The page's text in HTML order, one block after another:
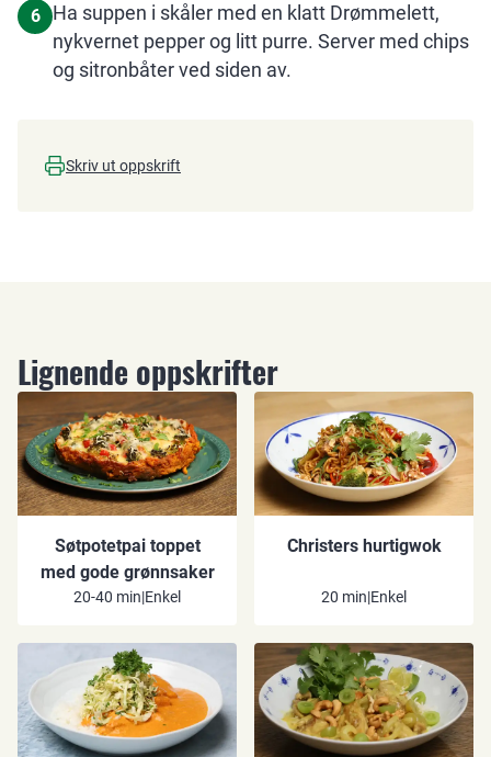
6
Ha suppen i skåler med en klatt Drømmelett,
nykvernet pepper og litt purre. Server med chips
og sitronbåter ved siden av.
Skriv ut oppskrift
Lignende oppskrifter
Søtpotetpai toppet
med gode grønnsaker
20-40 min|Enkel
Christers hurtigwok
20 min|Enkel